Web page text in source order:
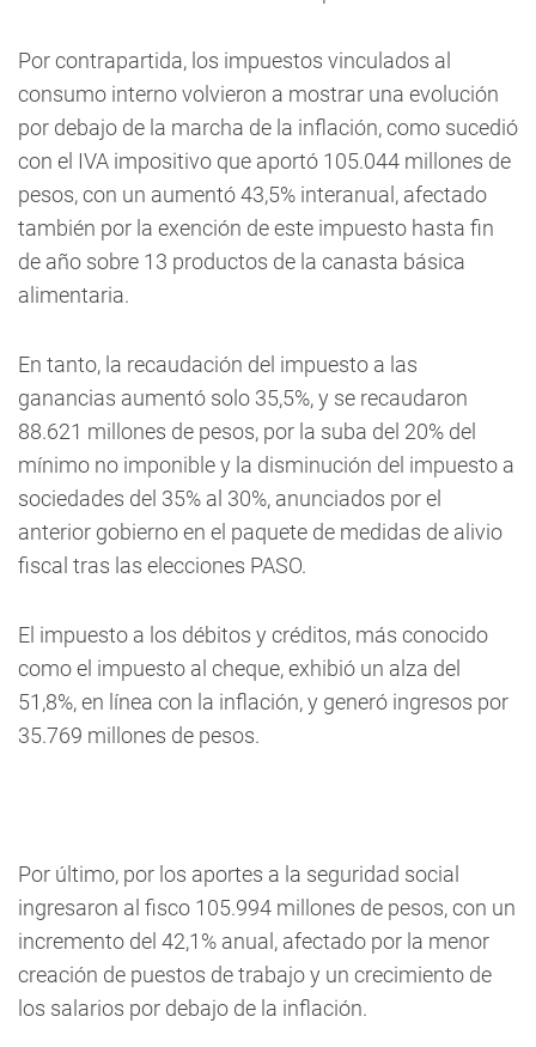
Por contrapartida, los impuestos vinculados al
consumo interno volvieron a mostrar una evolución
por debajo de la marcha de la inflación, como sucedió
con el IVA impositivo que aportó 105.044 millones de
pesos, con un aumentó 43,5% interanual, afectado
también por la exención de este impuesto hasta fin
de año sobre 13 productos de la canasta básica
alimentaria.
En tanto, la recaudación del impuesto a las
ganancias aumentó solo 35,5%, y se recaudaron
88.621 millones de pesos, por la suba del 20% del
mínimo no imponible y la disminución del impuesto a
sociedades del 35% al 30%, anunciados por el
anterior gobierno en el paquete de medidas de alivio
fiscal tras las elecciones PASO.
El impuesto a los débitos y créditos, más conocido
como el impuesto al cheque, exhibió un alza del
51,8%, en línea con la inflación, y generó ingresos por
35.769 millones de pesos.
Por último, por los aportes a la seguridad social
ingresaron al fisco 105.994 millones de pesos, con un
incremento del 42,1% anual, afectado por la menor
creación de puestos de trabajo y un crecimiento de
los salarios por debajo de la inflación.